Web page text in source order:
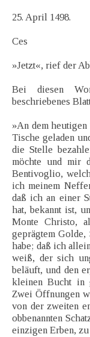
25. April 1498.
Ces
»Jetzt«, rief der
Bei diesen
beschriebenes
»An dem
Tische geladen
die Stelle
möchte und mir
Bentivoglio,
ich meinem
daß ich an einer
hat, bekannt ist,
Monte Christo,
geprägtem Golde,
habe; daß ich
weiß, der sich
beläuft, und den
kleinen Bucht in
Zwei Öffnungen
von der zweiten
obbenannten
einzigen Erben,